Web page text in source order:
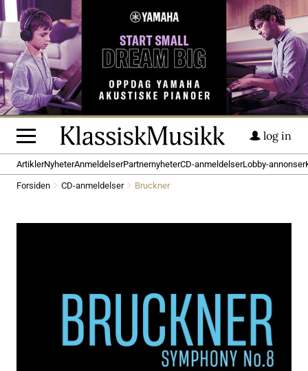
log in
ArtiklerNyheterAnmeldelserPartnernyheterCD-anmeldelserLobby-annonser
Forsiden CD-anmeldelser Bruckner